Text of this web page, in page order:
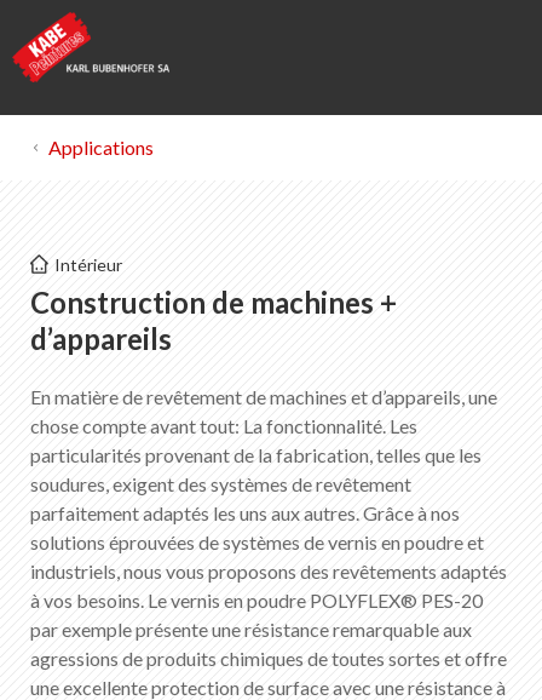
Construction de machines + d’appareils
Portrait de KABE Peintures
Téléchargements
Points de vente
DE
FR EN IT
Applications
Intérieur
Construction de machines +
d’appareils
En matière de revêtement de machines et d’appareils, une
chose compte avant tout: La fonctionnalité. Les
particularités provenant de la fabrication, telles que les
soudures, exigent des systèmes de revêtement
parfaitement adaptés les uns aux autres. Grâce à nos
solutions éprouvées de systèmes de vernis en poudre et
industriels, nous vous proposons des revêtements adaptés
à vos besoins. Le vernis en poudre POLYFLEX® PES-20
par exemple présente une résistance remarquable aux
agressions de produits chimiques de toutes sortes et offre
une excellente protection de surface avec une résistance à